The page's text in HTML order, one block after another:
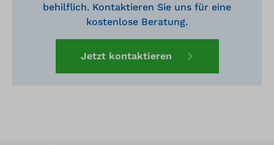
behilflich. Kontaktieren Sie uns für eine
kostenlose Beratung.
Jetzt kontaktieren